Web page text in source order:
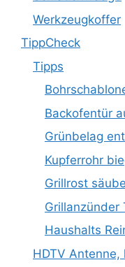
Werkzeugkoffer
TippCheck
Tipps
Backofentür
Grünbelag
Kupferrohr
Grillrost
Grillanzünder
Haushalts
HDTV Antenne,